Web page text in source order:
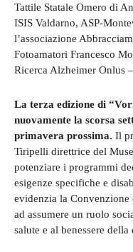
Tattile Statale Omero di
ISIS Valdarno, ASP-
l’associazione
Fotoamatori Francesco
Ricerca Alzheimer Onlus
La terza edizione di
nuovamente la scorsa
primavera prossima. Il
Tiripelli direttrice del
potenziare i programmi
esigenze specifiche e
evidenzia la
ad assumere un ruolo
salute e al benessere della